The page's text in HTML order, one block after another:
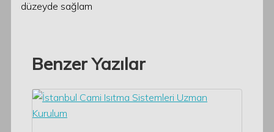
düzeyde sağlam
Benzer Yazılar